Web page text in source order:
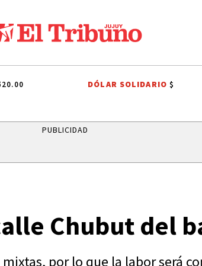
AGUA POTABLE SANTISIMO SALVADOR
DÓLAR SOLIDARIO$
PUBLICIDAD
Chubut del
por lo que la labor será